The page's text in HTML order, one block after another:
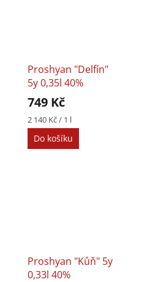
Proshyan "Delfín"
5y 0,35l 40%
749 Kč
Měrná
cena:
2 140 Kč / 1 l
Do košíku
Proshyan "Kůň" 5y
0,33l 40%